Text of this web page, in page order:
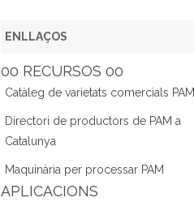
c
e
b
o
o
k
itt
er gr
a
m
dI
n
ENLLAÇOS
00 RECURSOS 00
Catàleg de varietats comercials PAM
Directori de productors de PAM a
Catalunya
Maquinària per processar PAM
APLICACIONS